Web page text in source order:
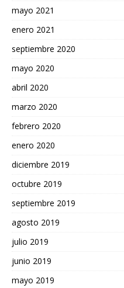
mayo 2021
enero 2021
septiembre 2020
mayo 2020
abril 2020
marzo 2020
febrero 2020
enero 2020
diciembre 2019
octubre 2019
septiembre 2019
agosto 2019
julio 2019
junio 2019
mayo 2019